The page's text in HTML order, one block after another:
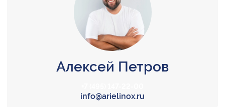
Алексей Петров
info@arielinox.ru